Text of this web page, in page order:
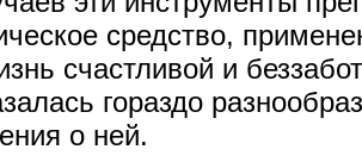
средство,
счастливой и
гораздо
о ней.